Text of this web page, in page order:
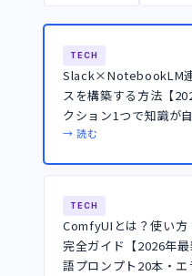
TECH
Slack×NotebookLM
スを構築する方法【
クション1つで知識が
組み
→ 読む
TECH
ComfyUIとは？使い方
完全ガイド【2026年
語プロンプト20本・